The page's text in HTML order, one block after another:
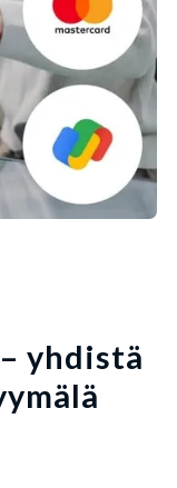
yhdistä